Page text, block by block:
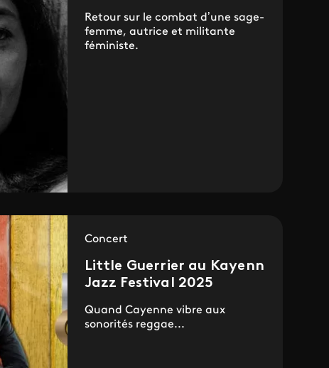
Retour sur le combat d’une sage-
femme, autrice et militante
féministe.
Concert
Little Guerrier au Kayenn
Jazz Festival 2025
Quand Cayenne vibre aux
sonorités reggae...